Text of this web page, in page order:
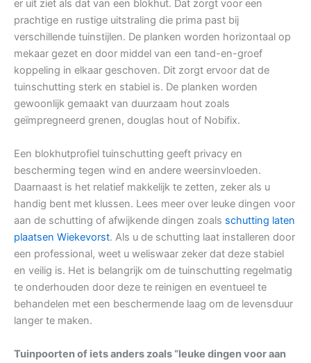
er uit ziet als dat van een blokhut. Dat zorgt voor een
prachtige en rustige uitstraling die prima past bij
verschillende tuinstijlen. De planken worden horizontaal op
mekaar gezet en door middel van een tand-en-groef
koppeling in elkaar geschoven. Dit zorgt ervoor dat de
tuinschutting sterk en stabiel is. De planken worden
gewoonlijk gemaakt van duurzaam hout zoals
geïmpregneerd grenen, douglas hout of Nobifix.
Een blokhutprofiel tuinschutting geeft privacy en
bescherming tegen wind en andere weersinvloeden.
Daarnaast is het relatief makkelijk te zetten, zeker als u
handig bent met klussen. Lees meer over leuke dingen voor
aan de schutting of afwijkende dingen zoals schutting laten
plaatsen Wiekevorst. Als u de schutting laat installeren door
een professional, weet u weliswaar zeker dat deze stabiel
en veilig is. Het is belangrijk om de tuinschutting regelmatig
te onderhouden door deze te reinigen en eventueel te
behandelen met een beschermende laag om de levensduur
langer te maken.
Tuinpoorten of iets anders zoals “leuke dingen voor aan